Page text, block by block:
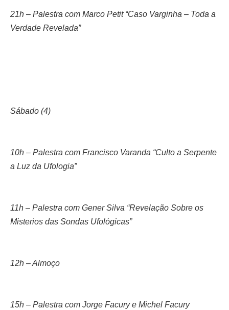
21h – Palestra com Marco Petit “Caso Varginha – Toda a
Verdade Revelada”
Sábado (4)
10h – Palestra com Francisco Varanda “Culto a Serpente
a Luz da Ufologia”
11h – Palestra com Gener Silva “Revelação Sobre os
Misterios das Sondas Ufológicas”
12h – Almoço
15h – Palestra com Jorge Facury e Michel Facury